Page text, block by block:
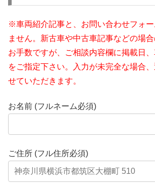
※車両紹介記事と、お問い合わせフォー
ません。新古車や中古車記事などの場
お手数ですが、ご相談内容欄に掲載日
をご指定下さい。入力が未完全な場合
せていただきます。
お名前 (フルネーム必須)
ご住所 (フル住所必須)